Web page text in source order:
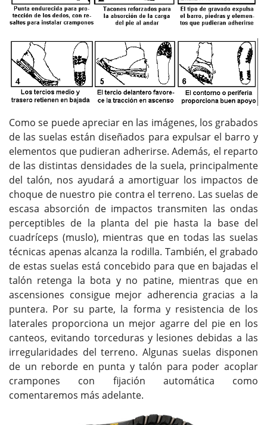
Como se puede apreciar en las imágenes, los grabados
de las suelas están diseñados para expulsar el barro y
elementos que pudieran adherirse. Además, el reparto
de las distintas densidades de la suela, principalmente
del talón, nos ayudará a amortiguar los impactos de
choque de nuestro pie contra el terreno. Las suelas de
escasa absorción de impactos transmiten las ondas
perceptibles de la planta del pie hasta la base del
cuadríceps (muslo), mientras que en todas las suelas
técnicas apenas alcanza la rodilla. También, el grabado
de estas suelas está concebido para que en bajadas el
talón retenga la bota y no patine, mientras que en
ascensiones consigue mejor adherencia gracias a la
puntera. Por su parte, la forma y resistencia de los
laterales proporciona un mejor agarre del pie en los
canteos, evitando torceduras y lesiones debidas a las
irregularidades del terreno. Algunas suelas disponen
de un reborde en punta y talón para poder acoplar
crampones con fijación automática como
comentaremos más adelante.